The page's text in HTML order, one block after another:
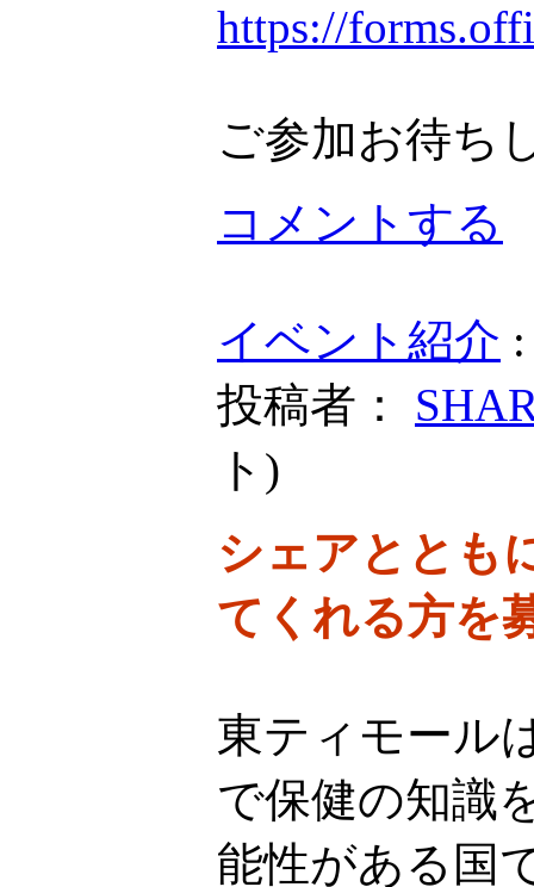
https://
ご参加お待ち
コメントする
イベント紹介
投稿者：
ト )
シェアととも
てくれる方を
東ティモール
で保健の知識
能性がある国